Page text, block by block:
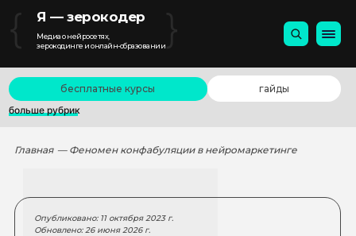
{ Я — зерокодер
Медиа о нейросетях,
зерокодинге и онлайн-образовании}
бесплатные курсы
гайды
больше рубрик
Главная — Феномен конфабуляции в нейромаркетинге
Опубликовано: 11 октября 2023 г.
Обновлено: 26 июня 2026 г.